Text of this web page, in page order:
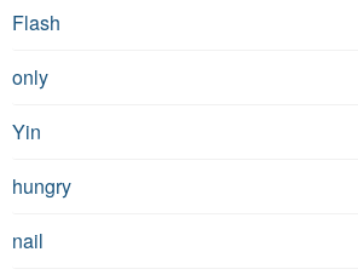
Flash
only
Yin
hungry
nail